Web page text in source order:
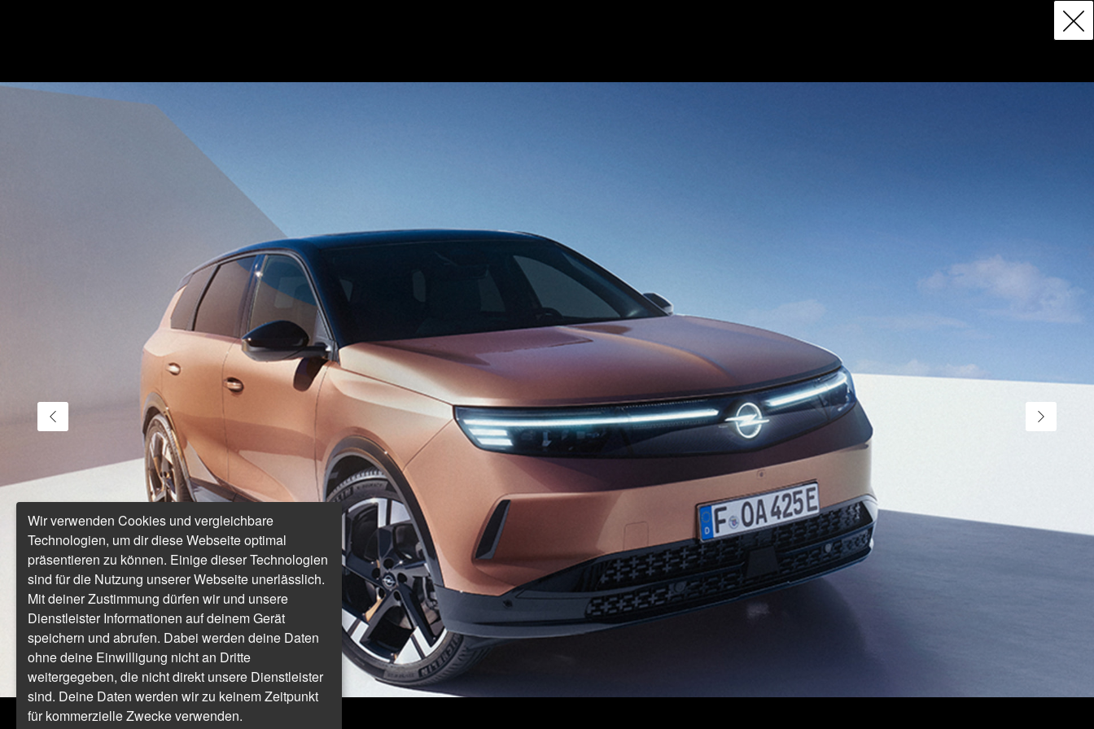
Wir verwenden Cookies und vergleichbare
Technologien, um dir diese Webseite optimal
präsentieren zu können. Einige dieser Technologien
sind für die Nutzung unserer Webseite unerlässlich.
Mit deiner Zustimmung dürfen wir und unsere
Dienstleister Informationen auf deinem Gerät
speichern und abrufen. Dabei werden deine Daten
ohne deine Einwilligung nicht an Dritte
weitergegeben, die nicht direkt unsere Dienstleister
sind. Deine Daten werden wir zu keinem Zeitpunkt
für kommerzielle Zwecke verwenden.